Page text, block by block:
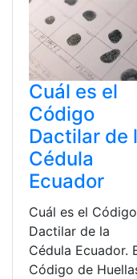
Cuál es el
Código
Dactilar de
Cédula
Ecuador
Cuál es el Código
Dactilar de la
Cédula Ecuador.
Código de